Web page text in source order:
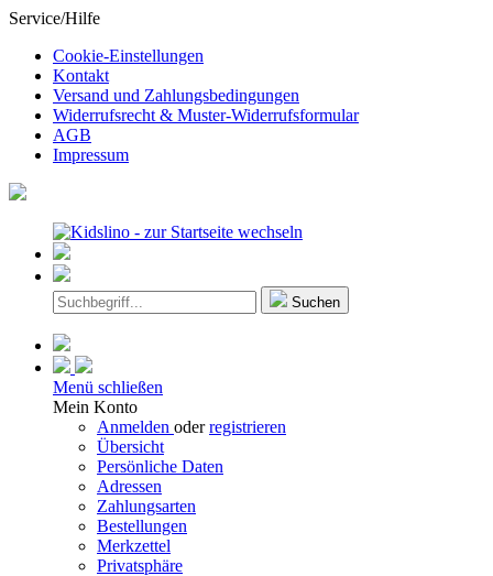
Service/Hilfe
Cookie-Einstellungen
Kontakt
Versand und Zahlungsbedingungen
Widerrufsrecht & Muster-Widerrufsformular
AGB
Impressum
Suchen
Menü schließen
Mein Konto
Anmelden oderregistrieren
Übersicht
Persönliche Daten
Adressen
Zahlungsarten
Bestellungen
Merkzettel
Privatsphäre